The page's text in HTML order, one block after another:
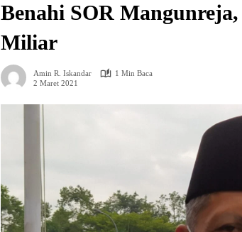
Benahi SOR
Miliar
Amin R. Iskandar
1 Min Baca
2 Maret 2021